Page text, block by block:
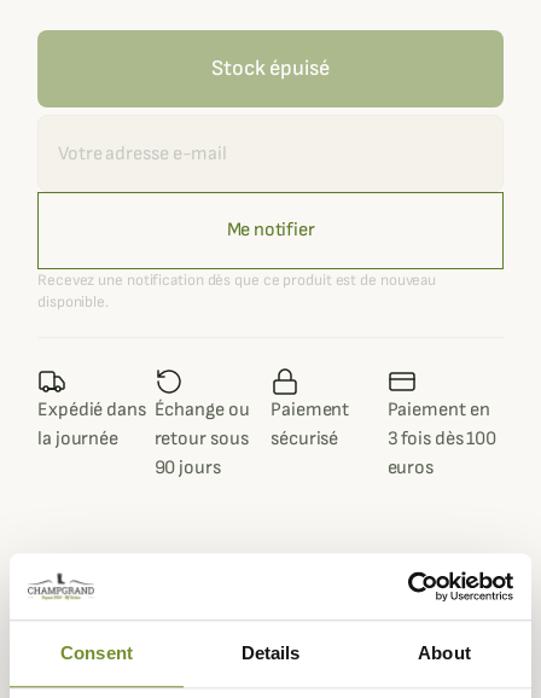
Consent Details About
Stock épuisé
Me notifier
Recevez une notification dès que ce produit est de nouveau
disponible.
Expédié dans
la journée
Échange ou
retour sous
90 jours
Paiement
sécurisé
Paiement en
3 fois dès 100
euros
Description